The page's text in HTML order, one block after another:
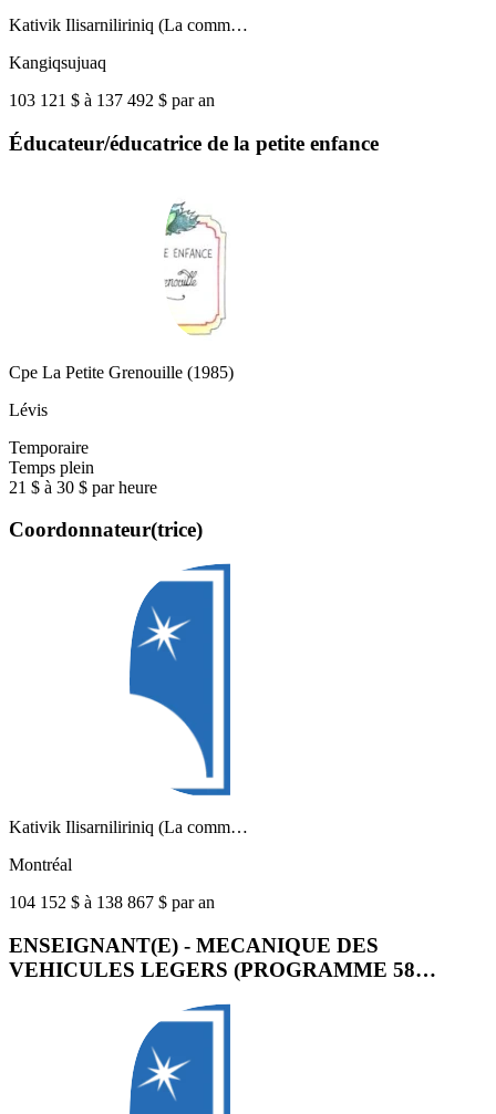
Kativik Ilisarniliriniq (La comm…
Kangiqsujuaq
103 121 $ à 137 492 $ par an
Éducateur/éducatrice de la petite enfance
Cpe La Petite Grenouille (1985)
Lévis
Temporaire
Temps plein
21 $ à 30 $ par heure
Coordonnateur(trice)
Kativik Ilisarniliriniq (La comm…
Montréal
104 152 $ à 138 867 $ par an
ENSEIGNANT(E) - MECANIQUE DES
VEHICULES LEGERS (PROGRAMME 58…